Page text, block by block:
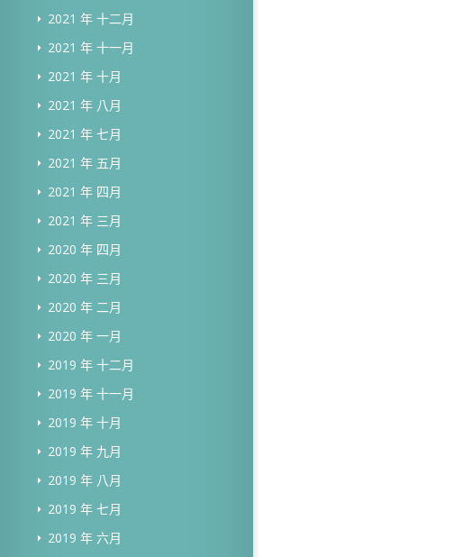
2021 年 十二月
2021 年 十一月
2021 年 十月
2021 年 八月
2021 年 七月
2021 年 五月
2021 年 四月
2021 年 三月
2020 年 四月
2020 年 三月
2020 年 二月
2020 年 一月
2019 年 十二月
2019 年 十一月
2019 年 十月
2019 年 九月
2019 年 八月
2019 年 七月
2019 年 六月